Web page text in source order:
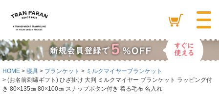
HOME 寝具 ブランケット
ミルクマイヤーブランケット
(お名前刺繍ギフト) ひざ掛け 大判 ミルクマイヤー ブランケット ラッピング付
き 80×135㎝ 80×100㎝ スナップボタン付き 着る毛布 名入れ